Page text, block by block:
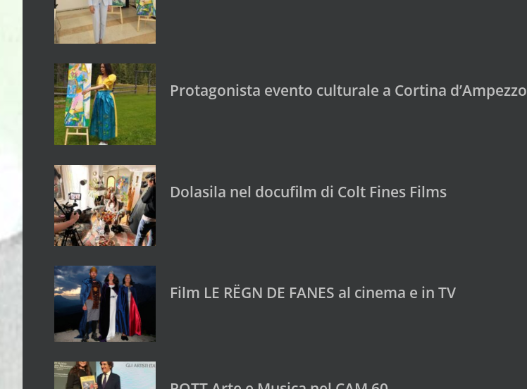
Protagonista evento culturale a Cortina d’Ampezzo
Dolasila nel docufilm di Colt Fines Films
Film LE RËGN DE FANES al cinema e in TV